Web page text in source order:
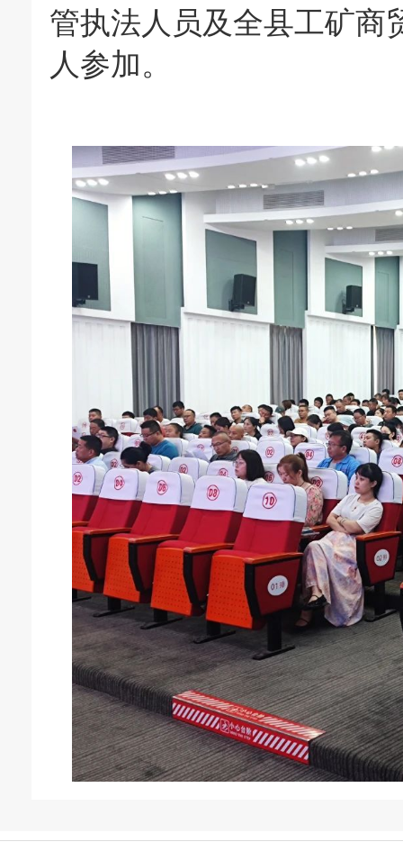
管执法人员及全县工矿商
人参加。